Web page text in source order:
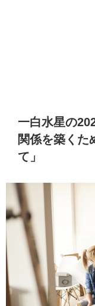
一白水星の
関係を築くた
て」